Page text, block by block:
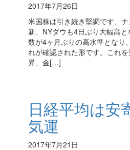
2017年7月26日
米国株は引き続き堅調です、
新、NYダウも4日ぶり大幅高
数が4ヶ月ぶりの高水準となり
れが確認された形です。これ
昇、金[…]
日経平均は安
気運
2017年7月21日